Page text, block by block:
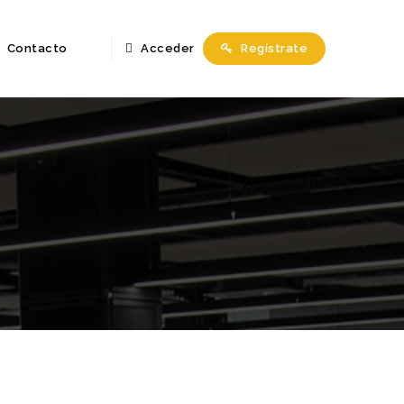
Contacto Acceder Regístrate